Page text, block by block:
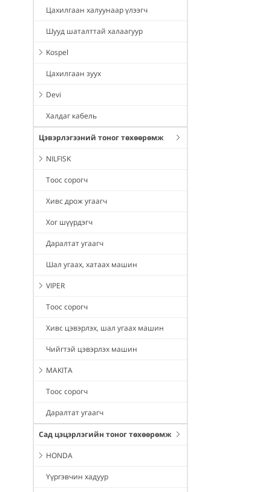
Цахилгаан халуунаар үлээгч
Шууд шаталттай халаагуур
Kospel
Цахилгаан зуух
Devi
Халдаг кабель
Цэвэрлэгээний тоног төхөөрөмж
NILFISK
Тоос сорогч
Хивс дрож угаагч
Хог шүүрдэгч
Даралтат угаагч
Шал угаах, хатаах машин
VIPER
Тоос сорогч
Хивс цэвэрлэх, шал угаах машин
Чийгтэй цэвэрлэх машин
MAKITA
Тоос сорогч
Даралтат угаагч
Сад цэцэрлэгийн тоног төхөөрөмж
HONDA
Үүргэвчин хадуур